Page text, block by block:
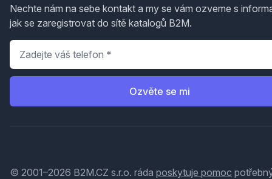
Nechte nám na sebe kontakt a my se vám ozveme s
jak se zaregistrovat do sítě katalogů B2M.
Telefon
Ozvěte se mi
© 2001–2026 B2M.CZ s.r.o. ráda poskytuje pomoc